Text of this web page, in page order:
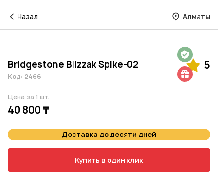
Назад Алматы
Bridgestone Blizzak Spike-02 5
Код: 2466
Цена за 1 шт.
40 800 ₸
Доставка до десяти дней
Купить в один клик